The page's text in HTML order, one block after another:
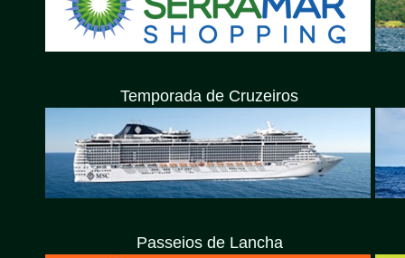
Temporada de Cruzeiros
Passeios de Lancha